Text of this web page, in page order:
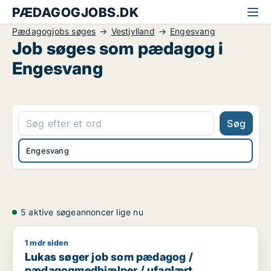
PÆDAGOGJOBS.DK
Pædagogjobs søges Vestjylland Engesvang
Job søges som pædagog i
Engesvang
Søg
Engesvang
5 aktive søgeannoncer lige nu
Lukas søger job som pædagog / pædagogmedhjælper /
1 mdr siden
Lukas søger job som pædagog /